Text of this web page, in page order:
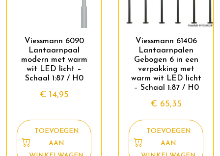
Viessmann 6090
Lantaarnpaal
modern met warm
wit LED licht –
Schaal 1:87 / H0
€ 14,95
TOEVOEGEN
AAN
Viessmann 61406
Lantaarnpalen
Gebogen 6 in een
verpakking met
warm wit LED licht
– Schaal 1:87 / H0
€ 65,35
TOEVOEGEN
AAN